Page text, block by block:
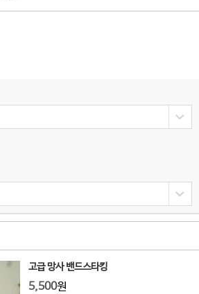
고급 망사 밴드스타킹
5,500원